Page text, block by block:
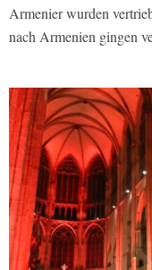
Armenier wurden
nach Armenien gingen